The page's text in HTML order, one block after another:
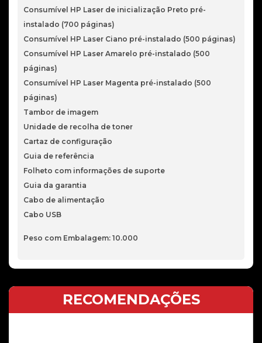
Consumível HP Laser de inicialização Preto pré-
instalado (700 páginas)
Consumível HP Laser Ciano pré-instalado (500 páginas)
Consumível HP Laser Amarelo pré-instalado (500
páginas)
Consumível HP Laser Magenta pré-instalado (500
páginas)
Tambor de imagem
Unidade de recolha de toner
Cartaz de configuração
Guia de referência
Folheto com informações de suporte
Guia da garantia
Cabo de alimentação
Cabo USB
Peso com Embalagem: 10.000
RECOMENDAÇÕES